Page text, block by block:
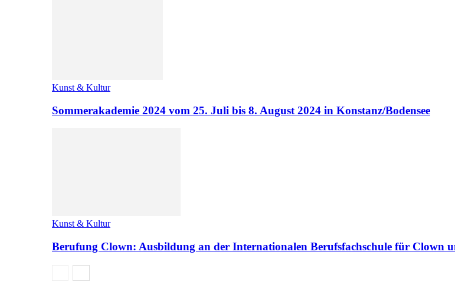
Kunst & Kultur
Sommerakademie 2024 vom 25. Juli bis 8. August 2024 in Konstanz/Bodensee
Kunst & Kultur
Berufung Clown: Ausbildung an der Internationalen Berufsfachschule für Clown